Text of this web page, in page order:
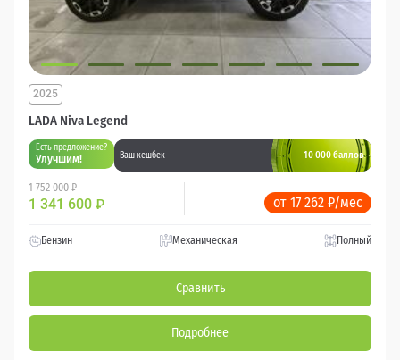
LADA Niva Legend
2025
Есть предложение?
Улучшим! Ваш кешбек 10 000 баллов
1 752 000 ₽
1 341 600 ₽ от 17 262 ₽/мес
Бензин Механическая Полный
Сравнить
Подробнее